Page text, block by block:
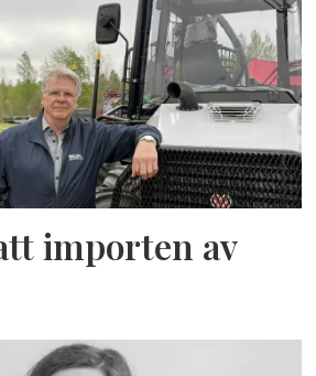
importen av